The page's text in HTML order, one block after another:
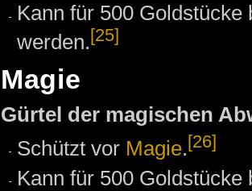
Kann für 500
werden.[25]
Magie
Gürtel der magischen
Schützt vor Magie.[26]
Kann für 500